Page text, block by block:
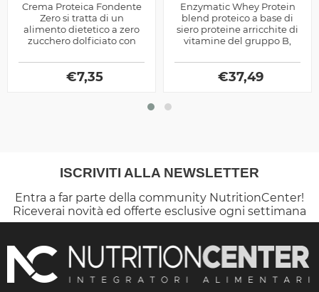
Crema Proteica Fondente
Zero si tratta di un
alimento dietetico a zero
zucchero dolficiato con
proteine isolate dal siero e
dalla...
€7,35
Enzymatic Whey Protein
blend proteico a base di
siero proteine arricchite di
vitamine del gruppo B,
probiotici, ottimo subito
dopo...
€37,49
ISCRIVITI ALLA NEWSLETTER
Entra a far parte della community NutritionCenter!
Riceverai novità ed offerte esclusive ogni settimana